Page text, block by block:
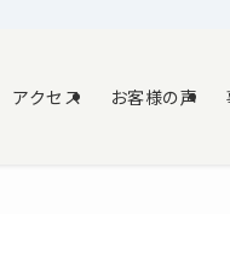
アクセス お客様の声